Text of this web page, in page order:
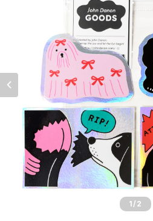
1 /2